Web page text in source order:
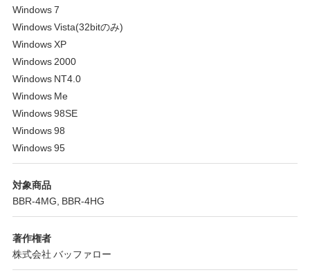
Windows 7
Windows Vista(32bitのみ)
Windows XP
Windows 2000
Windows NT4.0
Windows Me
Windows 98SE
Windows 98
Windows 95
対象商品
BBR-4MG, BBR-4HG
著作権者
株式会社 バッファロー